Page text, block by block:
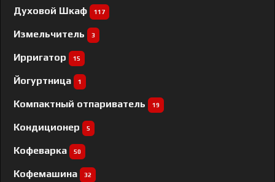
Духовой Шкаф 117
Измельчитель 3
Ирригатор 15
Йогуртница 1
Компактный отпариватель 19
Кондиционер 5
Кофеварка 50
Кофемашина 32